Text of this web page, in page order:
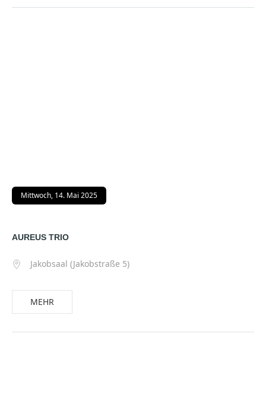
Mittwoch, 14. Mai 2025
AUREUS TRIO
Jakobsaal (Jakobstraße 5)
MEHR